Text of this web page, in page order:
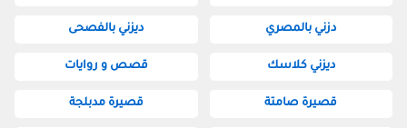
دزني بالمصري ديزني بالفصحى
ديزني كلاسك قصص و روايات
قصيرة صامتة قصيرة مدبلجة